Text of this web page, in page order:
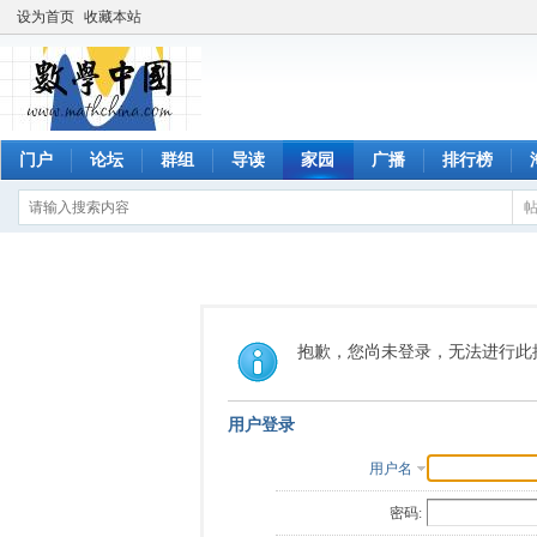
设为首页 收藏本站
门户 论坛 群组 导读 家园 广播 排行榜
抱歉，您尚未登录，无法进行此
用户登录
用户名
密码: